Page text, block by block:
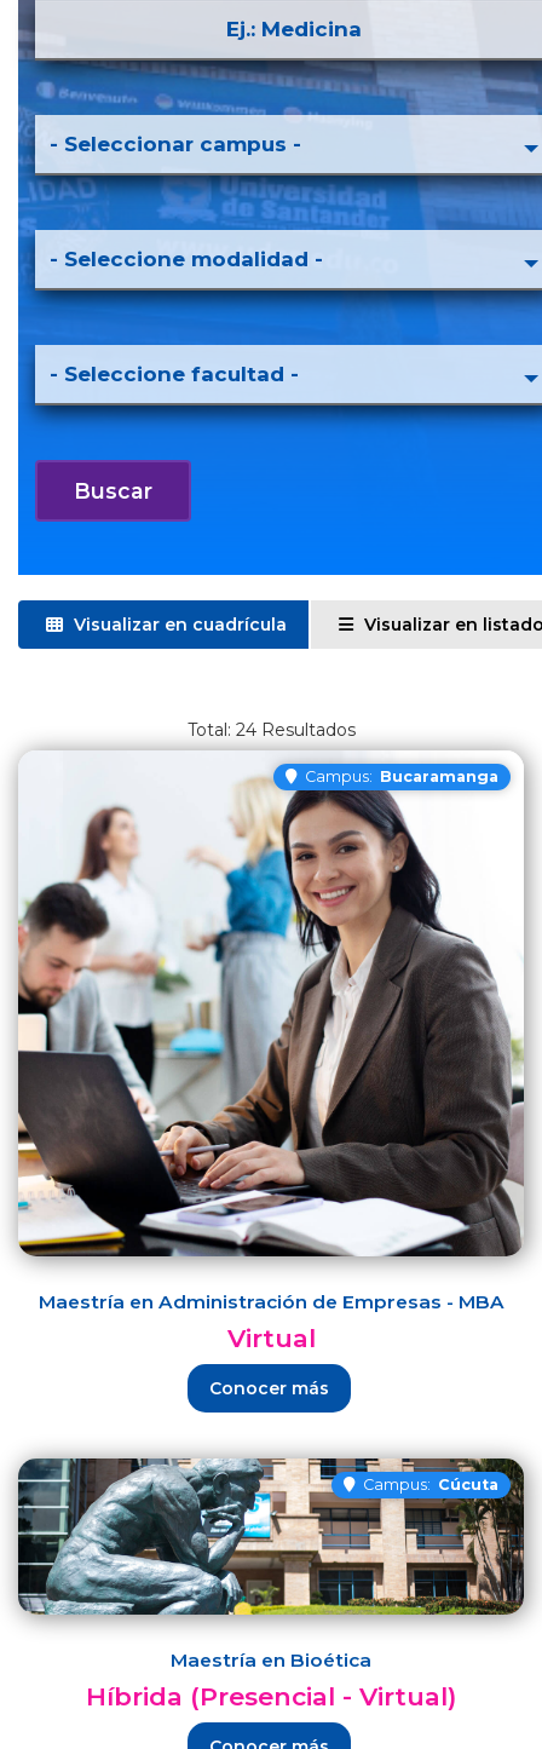
Visualizar en cuadrícula Visualizar en
24Resultados
Campus: Bucaramanga
Maestría en Administración de Empresas - MBA
Virtual
Conocer más
Campus: Cúcuta
Maestría en Bioética
Híbrida (Presencial - Virtual)